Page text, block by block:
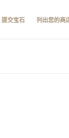
提交宝石 列出您的商